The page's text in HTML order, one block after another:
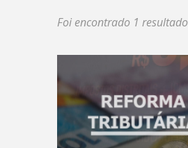
Foi encontrado 1 resultado